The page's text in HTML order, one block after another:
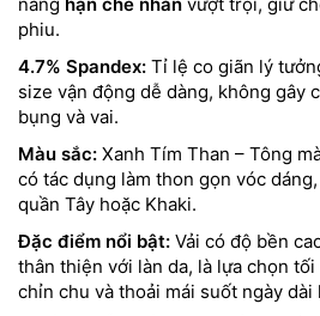
phiu.
4.7% Spandex: Tỉ lệ co giãn lý
size vận động dễ dàng, không gây
bụng và vai.
Màu sắc: Xanh Tím Than – Tông
có tác dụng làm thon gọn vóc
quần Tây hoặc Khaki.
Đặc điểm nổi bật: Vải có độ bền
thân thiện với làn da, là lựa chọn
chỉn chu và thoải mái suốt ngày dài